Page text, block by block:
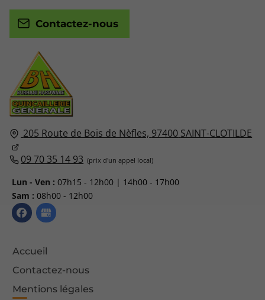
205 Route de Bois de Nèfles, 97400 SAINT-CLOTILDE
09 70 35 14 93
Lun - Ven : 07h15 - 12h00 | 14h00 - 17h00
Sam : 08h00 - 12h00
Accueil
Contactez-nous
Mentions légales
Contactez-nous